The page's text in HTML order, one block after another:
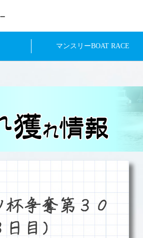
マンスリーBOAT RACE
杯争奪第３０
目）